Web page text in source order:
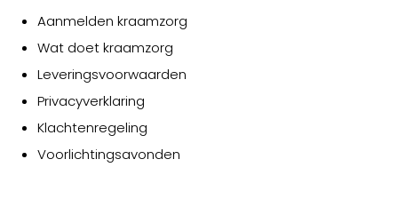
Aanmelden kraamzorg
Wat doet kraamzorg
Leveringsvoorwaarden
Privacyverklaring
Klachtenregeling
Voorlichtingsavonden